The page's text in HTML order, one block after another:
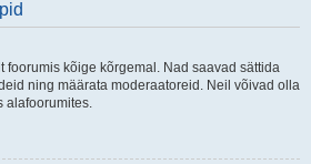
foorumis kõige kõrgemal. Nad saavad sättida
ning määrata moderaatoreid. Neil võivad olla
alafoorumites.